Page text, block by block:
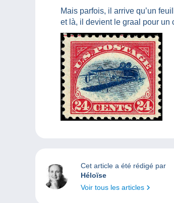
Mais parfois, il arrive qu’un
et là, il devient le graal pour un
Cet article a été rédigé par
Héloïse
Voir tous les articles